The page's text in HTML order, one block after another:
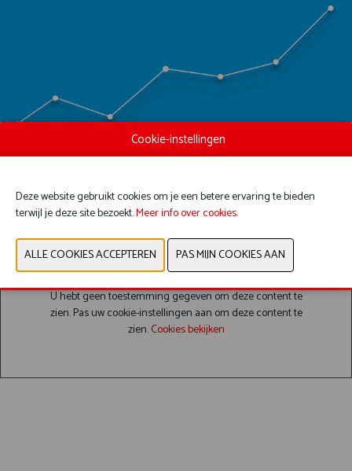
U hebt geen toestemming gegeven om deze content te
zien. Pas uw cookie-instellingen aan om deze content te
zien.Cookies bekijken
Cookie-instellingen
Deze website gebruikt cookies om je een betere ervaring te bieden
terwijl je deze site bezoekt.Meer info over cookies.